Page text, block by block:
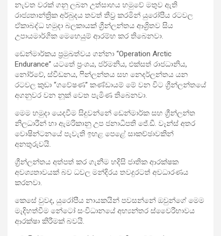
නැවත වරක් ගනු ලබන උත්සාහය හමුවේ මතුව ඇති
රාජ්‍යතාන්ත්‍රික අර්බුදය තවත් තීව්‍ර කරමින් යුරෝපීය රටවල
ඒකාබද්ධ හමුදා බලකායක් ග්‍රීන්ලන්තය ආශ්‍රිතව සිය
උපායමාර්ගික මෙහෙයුම් ආරම්භ කර තිබෙනවා.
ඩෙන්මාර්කය ප්‍රමුඛත්වය ගන්නා “Operation Arctic
Endurance” යටතේ ප්‍රංශය, ජර්මනිය, එක්සත් රාජධානිය,
නෝර්වේ, ස්වීඩනය, ෆින්ලන්තය සහ නෙදර්ලන්තය යන
රටවල කුඩා “ගවේෂණ” කණ්ඩායම් මේ වන විට ග්‍රීන්ලන්තයේ
අගනුවර වන නූක් වෙත පැමිණ තිබෙනවා.
මෙම හමුදා යෙදවීම සිදුවන්නේ ඩෙන්මාර්ක සහ ග්‍රීන්ලන්ත
නිලධාරීන් හා ඇමරිකානු උප ජනාධිපති ජේ.ඩී. වෑන්ස් අතර
වොෂින්ටනයේ පැවැති ඉහළ පෙළේ සාකච්ඡාවකින්
අනතුරුවයි.
ග්‍රීන්ලන්තය අත්පත් කර ගැනීම හදිසි ජාතික ආරක්ෂක
අවශ්‍යතාවයක් බව ධවල මන්දිරය තවදුරටත් අවධාරණය
කරනවා.
කෙසේ වුවද, යුරෝපීය නායකයින් පවසන්නේ ඔවුන්ගේ මෙම
මැදිහත්වීම නේටෝ සංවිධානයේ අභ්‍යන්තර ස්වෛරීභාවය
ආරක්ෂා කිරීමක් බවයි.